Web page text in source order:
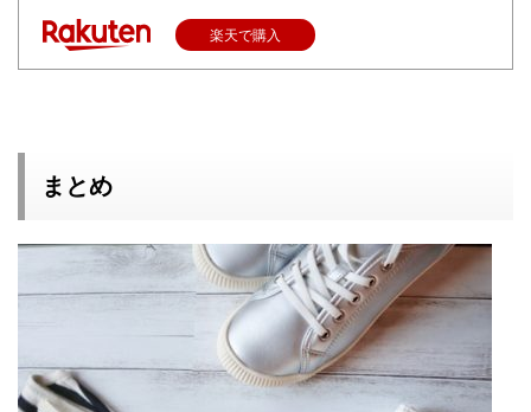
楽天で購入
まとめ